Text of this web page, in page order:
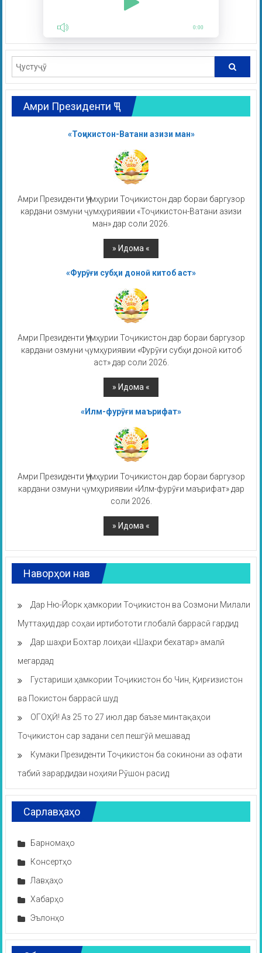
0:00
Амри Президенти ҶТ
«Тоҷикистон-Ватани азизи ман»
Амри Президенти Ҷумҳурии Тоҷикистон дар бораи баргузор
кардани озмуни ҷумҳуриявии «Тоҷикистон-Ватани азизи
ман» дар соли 2026.
«Фурӯғи субҳи доноӣ китоб аст»
Амри Президенти Ҷумҳурии Тоҷикистон дар бораи баргузор
кардани озмуни ҷумҳуриявии «Фурӯғи субҳи доноӣ китоб
аст» дар соли 2026.
«Илм-фурӯғи маърифат»
Амри Президенти Ҷумҳурии Тоҷикистон дар бораи баргузор
кардани озмуни ҷумҳуриявии «Илм-фурӯғи маърифат» дар
соли 2026.
Наворҳои нав
Дар Ню-Йорк ҳамкории Тоҷикистон ва Созмони Милали
Муттаҳид дар соҳаи иртибототи глобалӣ баррасӣ гардид
Дар шаҳри Бохтар лоиҳаи «Шаҳри бехатар» амалӣ
мегардад
Густариши ҳамкории Тоҷикистон бо Чин, Қирғизистон
ва Покистон баррасӣ шуд
ОГОҲӢ! Аз 25 то 27 июл дар баъзе минтақаҳои
Тоҷикистон сар задани сел пешгӯӣ мешавад
Кумаки Президенти Тоҷикистон ба сокинони аз офати
табиӣ зарардидаи ноҳияи Рӯшон расид
Сарлавҳаҳо
Барномаҳо
Консертҳо
Лавҳаҳо
Хабарҳо
Эълонҳо